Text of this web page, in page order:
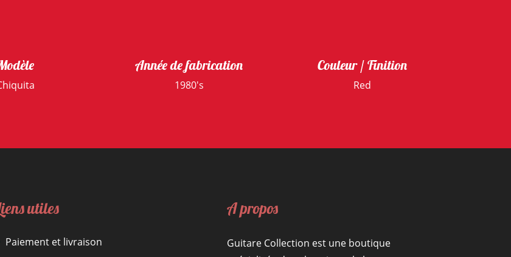
Année de fabrication
1980's
Couleur / Finition
Red
utiles
Paiement et livraison
A propos
Guitare Collection est une boutique